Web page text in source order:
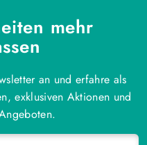
mehr
an und erfahre als
exklusiven Aktionen und